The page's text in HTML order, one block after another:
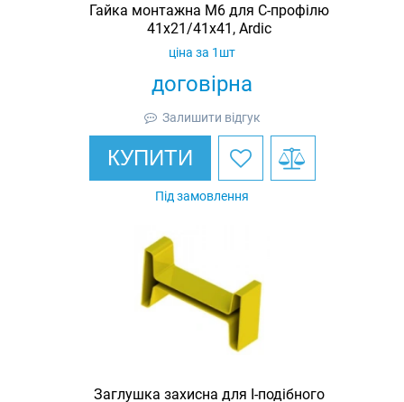
Гайка монтажна M6 для C-профілю
41х21/41х41, Ardic
договірна
ціна за 1шт
Залишити відгук
КУПИТИ
Під замовлення
Заглушка захисна для I-подібного